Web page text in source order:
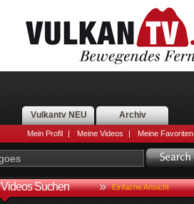
Vulkantv NEU Archiv
Mein Profil | Meine Videos | Meine Favoriten
Videos Suchen Einfache Ansicht